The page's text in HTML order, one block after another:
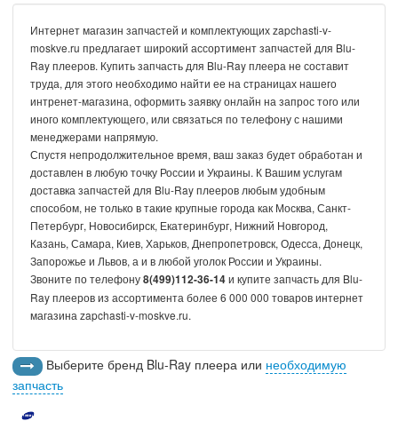
Интернет магазин запчастей и комплектующих zapchasti-v-
moskve.ru предлагает широкий ассортимент запчастей для Blu-
Ray плееров. Купить запчасть для Blu-Ray плеера не составит
труда, для этого необходимо найти ее на страницах нашего
интренет-магазина, оформить заявку онлайн на запрос того или
иного комплектующего, или связаться по телефону с нашими
менеджерами напрямую.
Спустя непродолжительное время, ваш заказ будет обработан и
доставлен в любую точку России и Украины. К Вашим услугам
доставка запчастей для Blu-Ray плееров любым удобным
способом, не только в такие крупные города как Москва, Санкт-
Петербург, Новосибирск, Екатеринбург, Нижний Новгород,
Казань, Самара, Киев, Харьков, Днепропетровск, Одесса, Донецк,
Запорожье и Львов, а и в любой уголок России и Украины.
Звоните по телефону8(499)112-36-14и купите запчасть для Blu-
Ray плееров из ассортимента более 6 000 000 товаров интернет
магазина zapchasti-v-moskve.ru.
Выберите бренд Blu-Ray плеера или необходимую
запчасть